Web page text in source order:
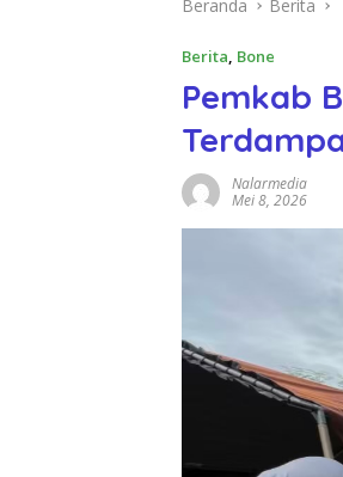
Beranda Berita
Berita, Bone
Pemkab
Nalarmedia
Mei 8, 2026